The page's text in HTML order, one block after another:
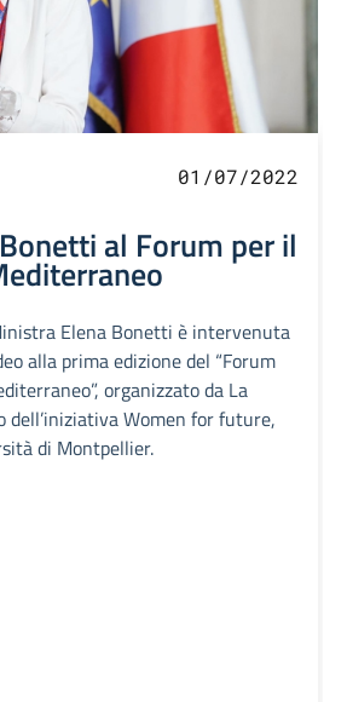
01/07/2022
al Forum per il
Elena Bonetti è intervenuta
alla prima edizione del “Forum
organizzato da La
dell’iniziativa Women for future,
di Montpellier.